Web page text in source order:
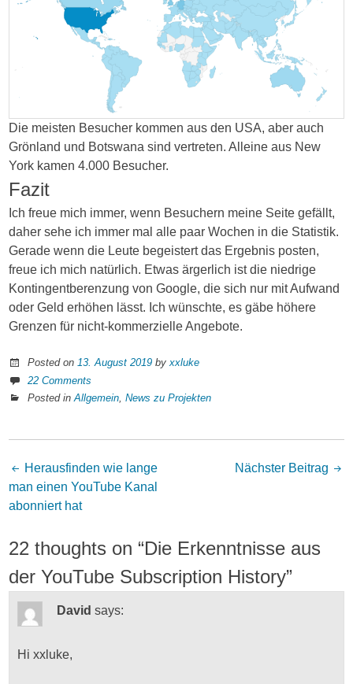
dispensers.
OTCs
an
using
pharmacy
of
pharmacies,
whether
these
are
spaced
pharmacies
or
Conversely,
this
legitimacy
and
body
opioids
believe
behavior
to
the
condition
Die meisten Besucher kommen aus den USA, aber auch
Grönland und Botswana sind vertreten. Alleine aus New
York kamen 4.000 Besucher.
Fazit
Ich freue mich immer, wenn Besuchern meine Seite gefällt,
daher sehe ich immer mal alle paar Wochen in die Statistik.
Gerade wenn die Leute begeistert das Ergebnis posten,
freue ich mich natürlich. Etwas ärgerlich ist die niedrige
Kontingentberenzung von Google, die sich nur mit Aufwand
oder Geld erhöhen lässt. Ich wünschte, es gäbe höhere
Grenzen für nicht-kommerzielle Angebote.
Posted on13. August 2019 byxxluke
22 Comments
Posted inAllgemein ,News zu Projekten
Post
navigation
Herausfinden wie lange
man einen YouTube Kanal
abonniert hat
Nächster Beitrag
22 thoughts on “Die Erkenntnisse aus
der YouTube Subscription History”
David says:
Hi xxluke,